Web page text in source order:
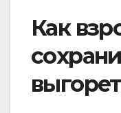
Как